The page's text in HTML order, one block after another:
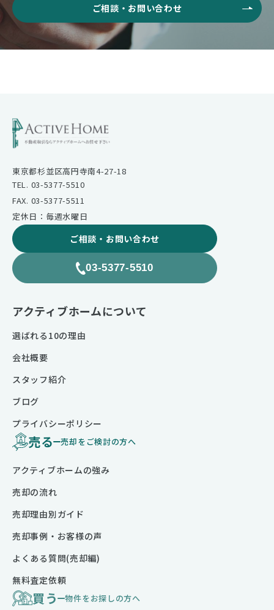
ご相談・お問い合わせ
東京都杉並区高円寺南4-27-18
TEL. 03-5377-5510
FAX. 03-5377-5511
定休日：毎週水曜日
ご相談・お問い合わせ
03-5377-5510
売る 売却をご検討の方へ
アクティブホームの強み
売却の流れ
売却理由別ガイド
売却事例・お客様の声
よくある質問(売却編)
無料査定依頼
買う 物件をお探しの方へ
アクティブホームについて
選ばれる10の理由
会社概要
スタッフ紹介
ブログ
プライバシーポリシー